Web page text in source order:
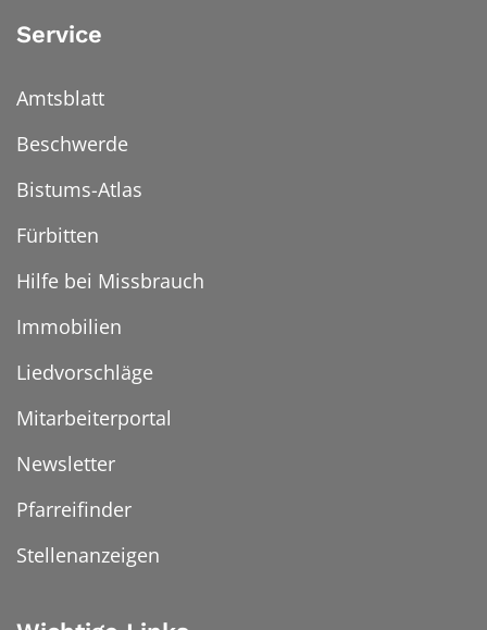
Service
Amtsblatt
Beschwerde
Bistums-Atlas
Fürbitten
Hilfe bei Missbrauch
Immobilien
Liedvorschläge
Mitarbeiterportal
Newsletter
Pfarreifinder
Stellenanzeigen